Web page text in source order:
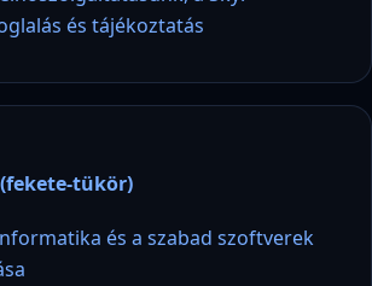
és tájékoztatás
tükör)
és a szabad szoftverek